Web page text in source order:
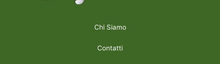
Chi Siamo
Contatti